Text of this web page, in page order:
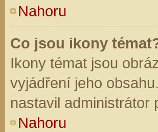
Nahoru
Co jsou ikony
Ikony témat jsou
vyjádření jeho
nastavil administrátor
Nahoru